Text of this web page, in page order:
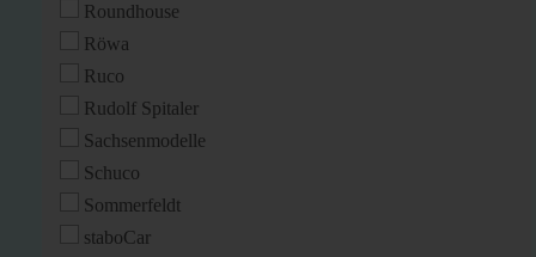
Roundhouse
Röwa
Ruco
Rudolf Spitaler
Sachsenmodelle
Schuco
Sommerfeldt
staboCar